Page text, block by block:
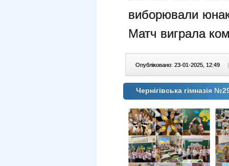
виборювали
Матч виграла
Опубліковано: 23-01-2025, 12:49 |
Чернігівська гімназія